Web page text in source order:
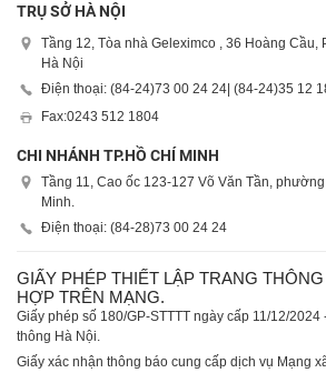
TRỤ SỞ HÀ NỘI
Tầng 12, Tòa nhà Geleximco , 36 Hoàng Cầu,
Hà Nội
Điện thoại: (84-24)73 00 24 24| (84-24)35 12
Fax:0243 512 1804
CHI NHÁNH TP.HỒ CHÍ MINH
Tầng 11, Cao ốc 123-127 Võ Văn Tần,
Minh.
Điện thoại: (84-28)73 00 24 24
GIẤY PHÉP THIẾT LẬP TRANG
HỢP TRÊN MẠNG.
Giấy phép số 180/GP-STTTT ngày cấp 11/12/2024
thông Hà Nội.
Giấy xác nhận thông báo cung cấp dịch vụ Mạng